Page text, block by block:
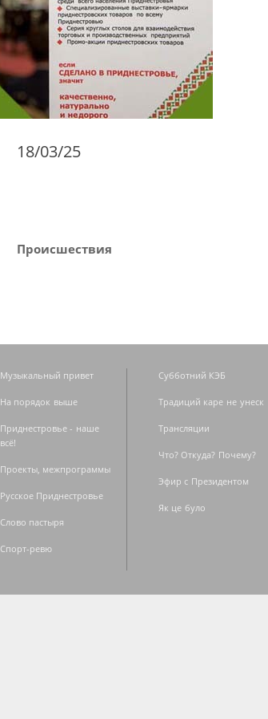
18/03/25
Происшествия
Музыкальный привет
На порядок выше
Приднестровье - наше
всё!
Проекты, межпрограммы
Русское Приднестровье
Слово пастыря
Спорт-ревю
Субботний КЭБ
Традиций каре не унеск
Трансляции
Что? Откуда? Почему?
Эфир с Президентом
Як це було